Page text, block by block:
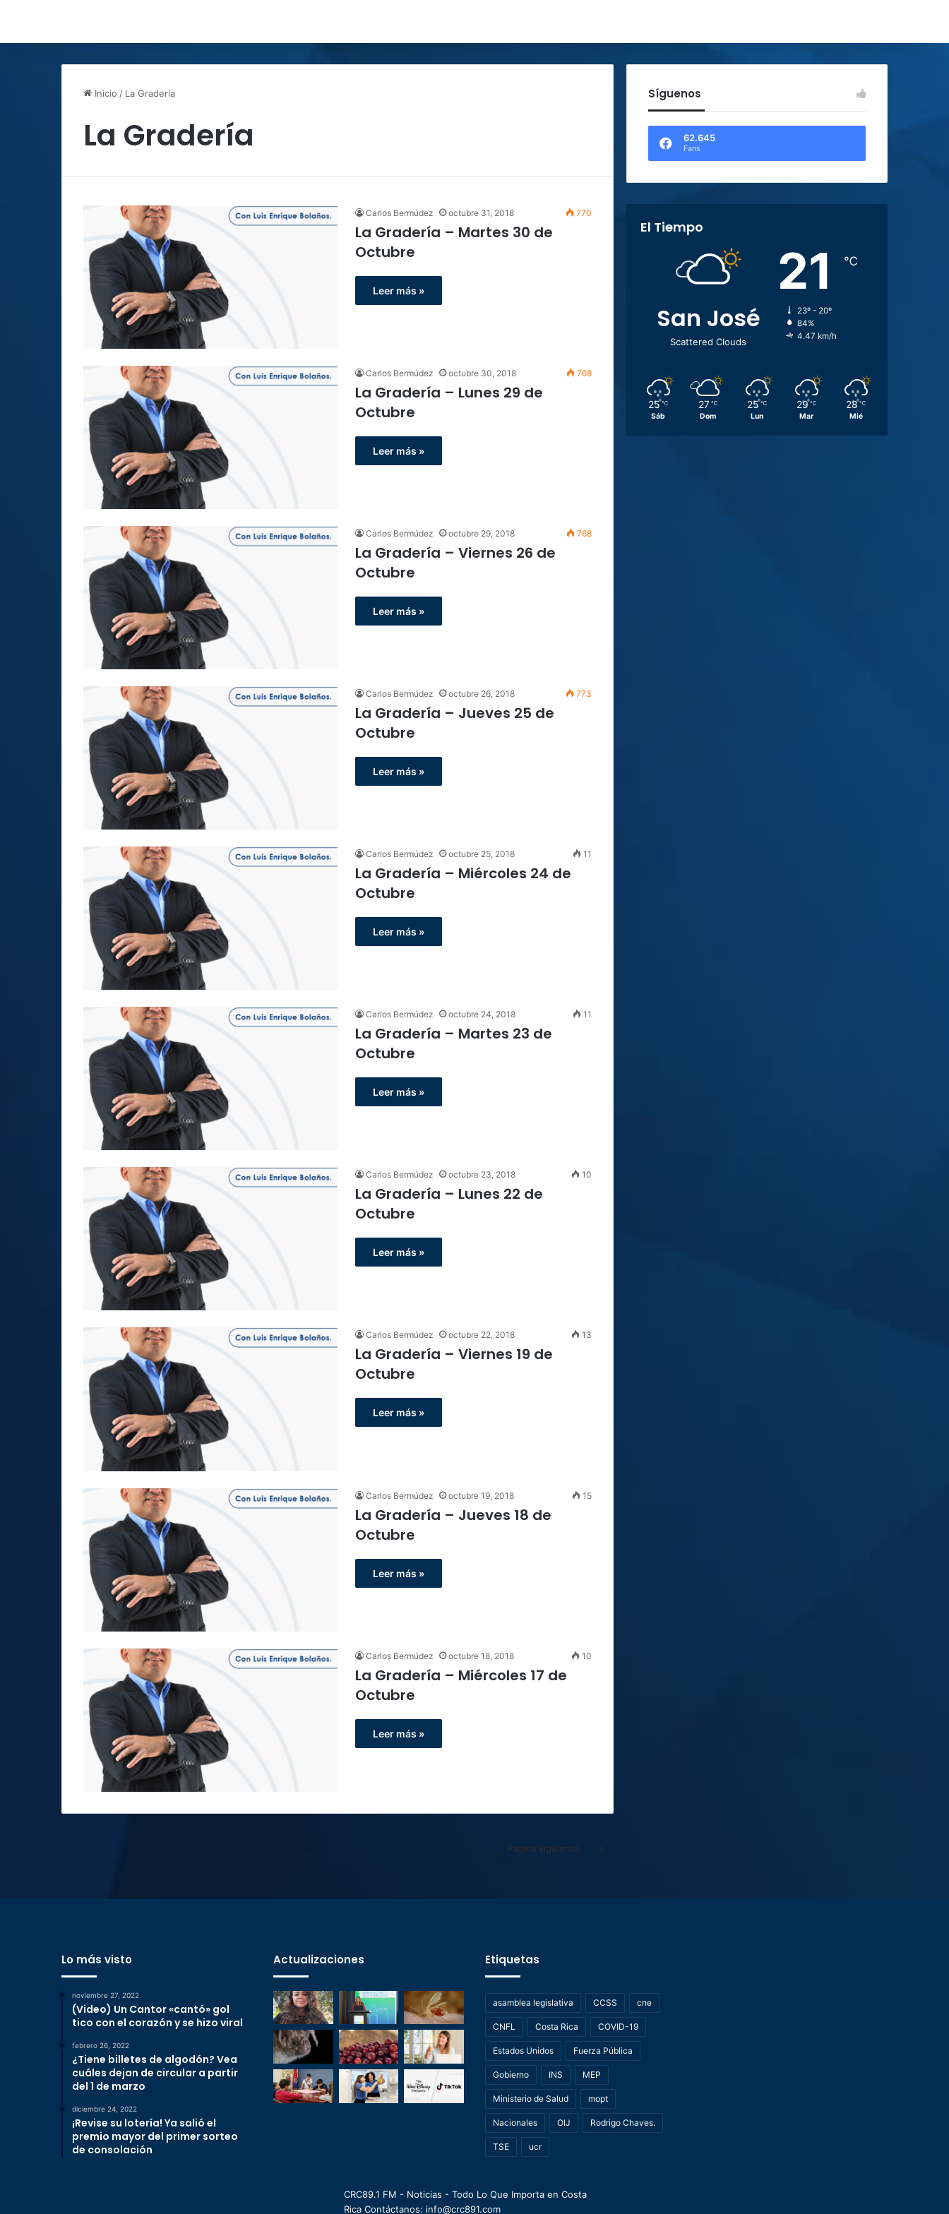
Inicio / La Gradería
La Gradería
Carlos Bermúdez octubre 31, 2018 770
La Gradería – Martes 30 de
Octubre
Leer más »
Carlos Bermúdez octubre 30, 2018 768
La Gradería – Lunes 29 de
Octubre
Leer más »
Carlos Bermúdez octubre 29, 2018 768
La Gradería – Viernes 26 de
Octubre
Leer más »
Carlos Bermúdez octubre 26, 2018 773
La Gradería – Jueves 25 de
Octubre
Leer más »
Carlos Bermúdez octubre 25, 2018 11
La Gradería – Miércoles 24 de
Octubre
Leer más »
Carlos Bermúdez octubre 24, 2018 11
La Gradería – Martes 23 de
Octubre
Leer más »
Carlos Bermúdez octubre 23, 2018 10
La Gradería – Lunes 22 de
Octubre
Leer más »
Carlos Bermúdez octubre 22, 2018 13
La Gradería – Viernes 19 de
Octubre
Leer más »
Carlos Bermúdez octubre 19, 2018 15
La Gradería – Jueves 18 de
Octubre
Leer más »
Carlos Bermúdez octubre 18, 2018 10
La Gradería – Miércoles 17 de
Octubre
Leer más »
Página siguiente
Síguenos
62.645
Fans
El Tiempo
San José
Scattered Clouds
21 ℃
23º - 20º
84%
4.47 km/h
25 ℃
Sáb
27 ℃
Dom
25 ℃
Lun
29 ℃
Mar
28 ℃
Mié
Lo más visto
noviembre 27, 2022
(Video) Un Cantor «cantó» gol
tico con el corazón y se hizo viral
febrero 26, 2022
¿Tiene billetes de algodón? Vea
cuáles dejan de circular a partir
del 1 de marzo
diciembre 24, 2022
¡Revise su lotería! Ya salió el
premio mayor del primer sorteo
de consolación
Actualizaciones Etiquetas
asamblea legislativa CCSS cne
CNFL Costa Rica COVID-19
Estados Unidos Fuerza Pública
Gobierno INS MEP
Ministerio de Salud mopt
Nacionales OIJ Rodrigo Chaves.
TSE ucr
CRC89.1 FM - Noticias - Todo Lo Que Importa en Costa
Rica Contáctanos: info@crc891.com